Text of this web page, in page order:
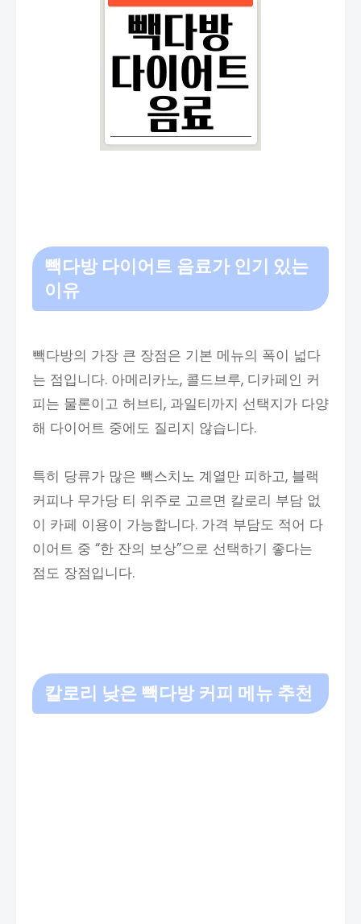
빽다방 다이어트 음료가 인기 있는
이유
빽다방의 가장 큰 장점은 기본 메뉴의 폭이 넓다
는 점입니다. 아메리카노, 콜드브루, 디카페인 커
피는 물론이고 허브티, 과일티까지 선택지가 다양
해 다이어트 중에도 질리지 않습니다.
특히 당류가 많은 빽스치노 계열만 피하고, 블랙
커피나 무가당 티 위주로 고르면 칼로리 부담 없
이 카페 이용이 가능합니다. 가격 부담도 적어 다
이어트 중 “한 잔의 보상”으로 선택하기 좋다는
점도 장점입니다.
칼로리 낮은 빽다방 커피 메뉴 추천